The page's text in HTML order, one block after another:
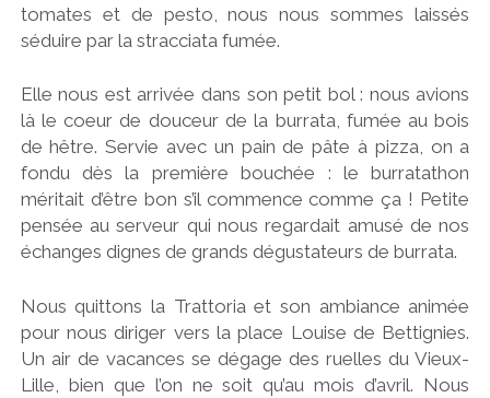
tomates et de pesto, nous nous sommes laissés
séduire par la stracciata fumée.
Elle nous est arrivée dans son petit bol : nous avions
là le coeur de douceur de la burrata, fumée au bois
de hêtre. Servie avec un pain de pâte à pizza, on a
fondu dès la première bouchée : le burratathon
méritait d’être bon s’il commence comme ça ! Petite
pensée au serveur qui nous regardait amusé de nos
échanges dignes de grands dégustateurs de burrata.
Nous quittons la Trattoria et son ambiance animée
pour nous diriger vers la place Louise de Bettignies.
Un air de vacances se dégage des ruelles du Vieux-
Lille, bien que l’on ne soit qu’au mois d’avril. Nous